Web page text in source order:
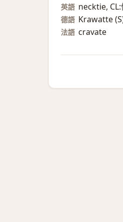
英語 necktie,
德語 Krawatte
法語 cravate